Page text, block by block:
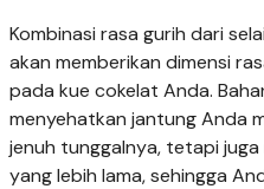
Kombinasi rasa gurih dari
akan memberikan dimensi
pada kue cokelat Anda.
menyehatkan jantung Anda
jenuh tunggalnya, tetapi
yang lebih lama, sehingga